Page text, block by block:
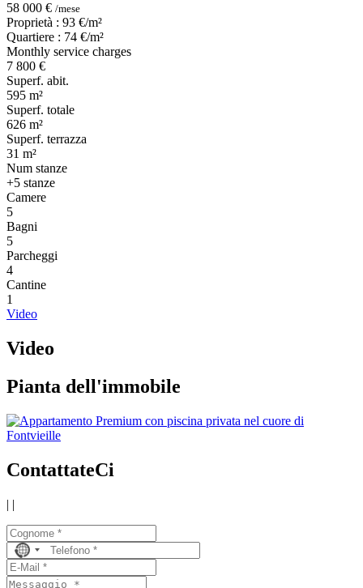
58 000 € /mese
Proprietà : 93 €/m²
Quartiere : 74 €/m²
Monthly service charges
7 800 €
Superf. abit.
595 m²
Superf. totale
626 m²
Superf. terrazza
31 m²
Num stanze
+5 stanze
Camere
5
Bagni
5
Parcheggi
4
Cantine
1
Video
Video
Pianta dell'immobile
ContattateCi
| |
No
country
selected